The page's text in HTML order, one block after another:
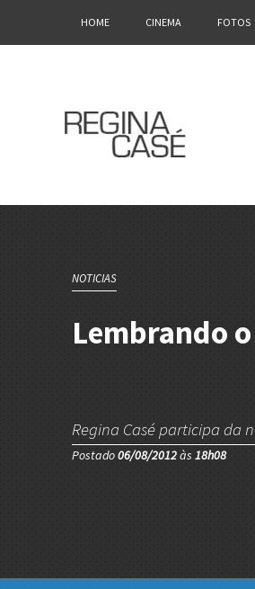
HOME CINEMA FOTOS
NOTICIAS
Lembrando
Regina Casé participa da
Postado06/08/2012às 18h08